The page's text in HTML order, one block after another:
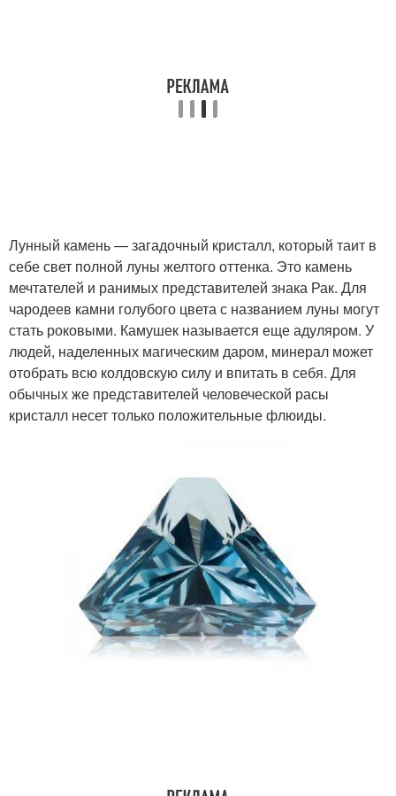
Лунный камень — загадочный кристалл, который таит в
себе свет полной луны желтого оттенка. Это камень
мечтателей и ранимых представителей знака Рак. Для
чародеев камни голубого цвета с названием луны могут
стать роковыми. Камушек называется еще адуляром. У
людей, наделенных магическим даром, минерал может
отобрать всю колдовскую силу и впитать в себя. Для
обычных же представителей человеческой расы
кристалл несет только положительные флюиды.